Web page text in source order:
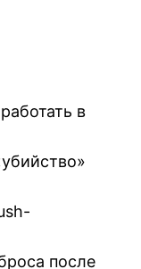
в
после